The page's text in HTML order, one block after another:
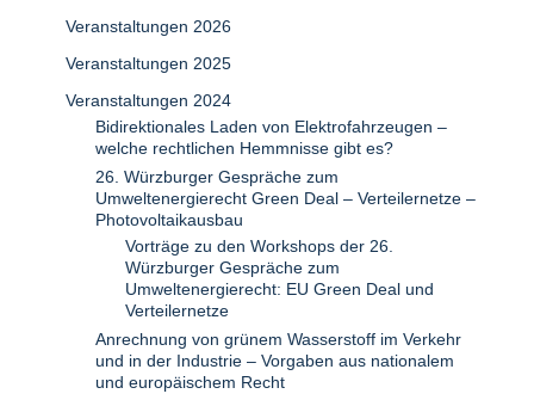
Veranstaltungen 2026
Veranstaltungen 2025
Veranstaltungen 2024
Bidirektionales Laden von Elektrofahrzeugen –
welche rechtlichen Hemmnisse gibt es?
26. Würzburger Gespräche zum
Umweltenergierecht Green Deal – Verteilernetze –
Photovoltaikausbau
Vorträge zu den Workshops der 26.
Würzburger Gespräche zum
Umweltenergierecht: EU Green Deal und
Verteilernetze
Anrechnung von grünem Wasserstoff im Verkehr
und in der Industrie – Vorgaben aus nationalem
und europäischem Recht